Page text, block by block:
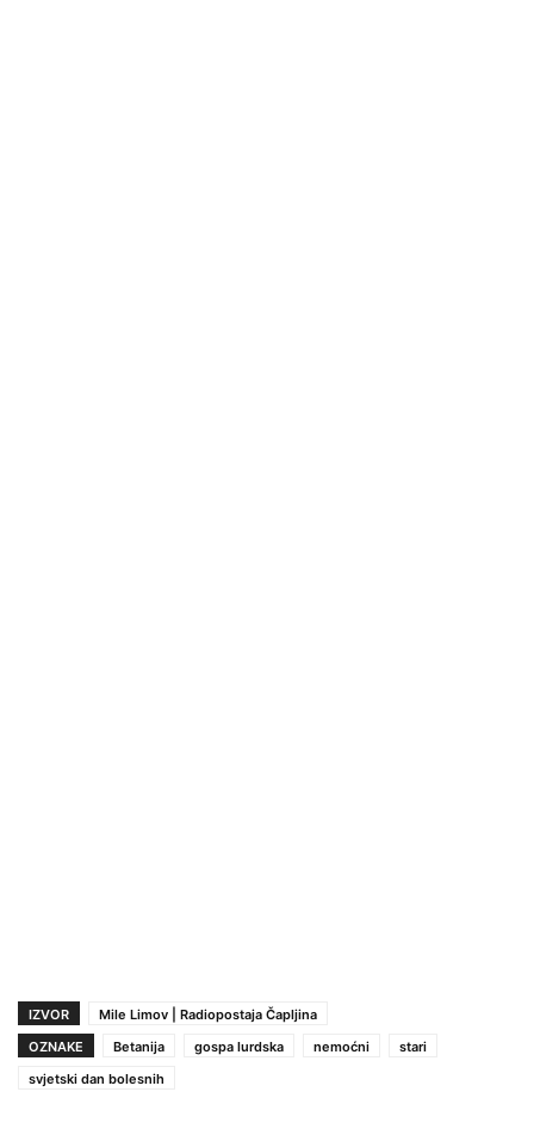
IZVOR
Mile Limov | Radiopostaja Čapljina
OZNAKE
Betanija gospa lurdska nemoćni
stari
svjetski dan bolesnih